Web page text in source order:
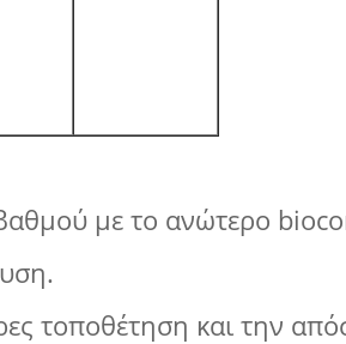
με το ανώτερο
τοποθέτηση και την